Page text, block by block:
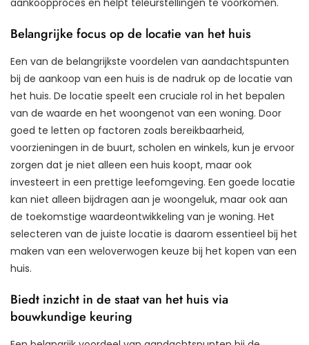
Belangrijke focus op de locatie van het huis
Een van de belangrijkste voordelen van aandachtspunten
bij de aankoop van een huis is de nadruk op de locatie van
het huis. De locatie speelt een cruciale rol in het bepalen
van de waarde en het woongenot van een woning. Door
goed te letten op factoren zoals bereikbaarheid,
voorzieningen in de buurt, scholen en winkels, kun je ervoor
zorgen dat je niet alleen een huis koopt, maar ook
investeert in een prettige leefomgeving. Een goede locatie
kan niet alleen bijdragen aan je woongeluk, maar ook aan
de toekomstige waardeontwikkeling van je woning. Het
selecteren van de juiste locatie is daarom essentieel bij het
maken van een weloverwogen keuze bij het kopen van een
huis.
Biedt inzicht in de staat van het huis via
bouwkundige keuring